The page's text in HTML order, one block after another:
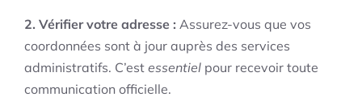
2. Vérifier votre adresse : Assurez-vous que vos
coordonnées sont à jour auprès des services
administratifs. C’est essentiel pour recevoir toute
communication officielle.